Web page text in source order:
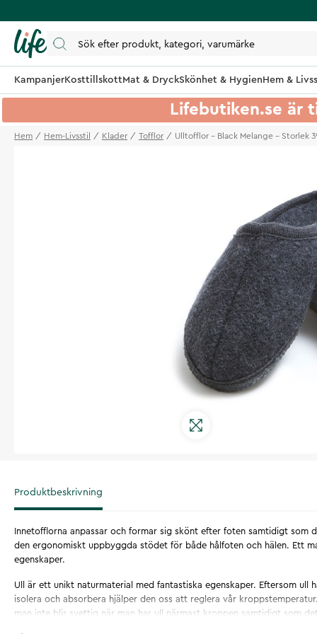
KampanjerKosttillskottMat & DryckSkönhet & HygienHem &
Lifebutiken.se är
Hem Hem-Livsstil Klader Tofflor Ulltofflor - Black Melange - Storlek
Produktbeskrivning
Innetofflorna anpassar och formar sig skönt efter foten samtidigt som
den ergonomiskt uppbyggda stödet för både hålfoten och hälen. Ett
egenskaper.
Ull är ett unikt naturmaterial med fantastiska egenskaper. Eftersom ull
isolera och absorbera hjälper den oss att reglera vår
man inte blir svettig när man har ull närmast kroppen samtidigt som